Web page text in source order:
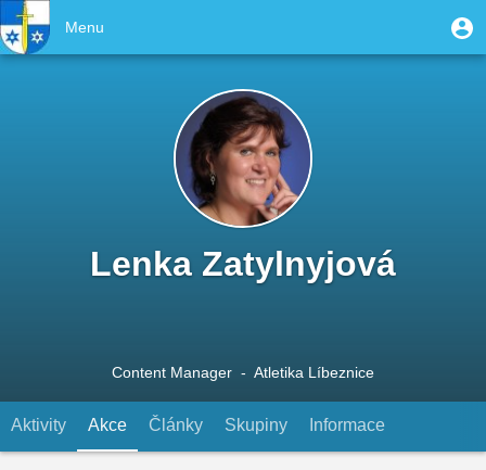
Přejít
k
hlavnímu
User
account
Menu
Lenka Zatylnyjová
Content Manager - Atletika Líbeznice
Primary
tabs
Aktivity Akce (aktivní záložka)
Články Skupiny Informace